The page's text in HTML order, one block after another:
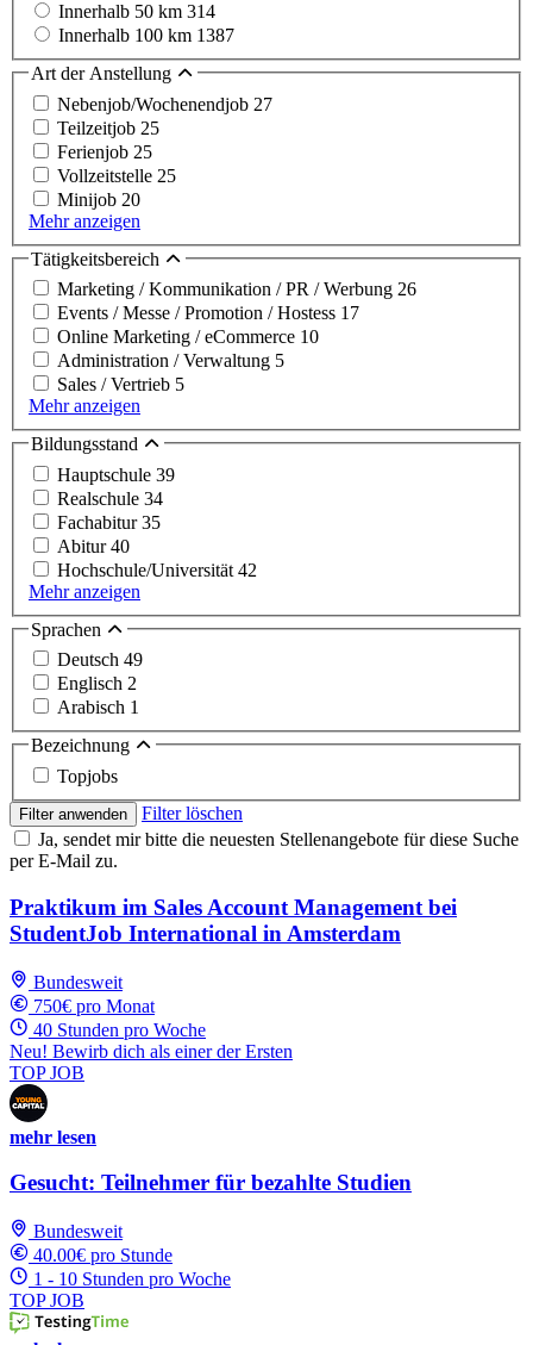
Innerhalb 50 km 314
Innerhalb 100 km 1387
Art der Anstellung
Nebenjob/Wochenendjob 27
Teilzeitjob 25
Ferienjob 25
Vollzeitstelle 25
Minijob 20
Mehr anzeigen
Tätigkeitsbereich
Marketing / Kommunikation / PR / Werbung 26
Events / Messe / Promotion / Hostess 17
Online Marketing / eCommerce 10
Administration / Verwaltung 5
Sales / Vertrieb 5
Mehr anzeigen
Bildungsstand
Hauptschule 39
Realschule 34
Fachabitur35
Abitur40
Hochschule/Universität 42
Mehr anzeigen
Sprachen
Deutsch 49
Englisch 2
Arabisch 1
Bezeichnung
Topjobs
Filter anwenden
Filter löschen
Ja, sendet mir bitte die neuesten Stellenangebote für diese Suche
per E-Mail zu.
Praktikum im Sales Account Management bei
StudentJob International in Amsterdam
Bundesweit
750€ pro Monat
40 Stunden pro Woche
Neu! Bewirb dich als einer der Ersten
TOP JOB
mehr lesen
Gesucht: Teilnehmer für bezahlte Studien
Bundesweit
40.00€ pro Stunde
1 - 10 Stunden pro Woche
TOP JOB